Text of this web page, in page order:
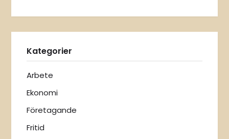
Kategorier
Arbete
Ekonomi
Företagande
Fritid